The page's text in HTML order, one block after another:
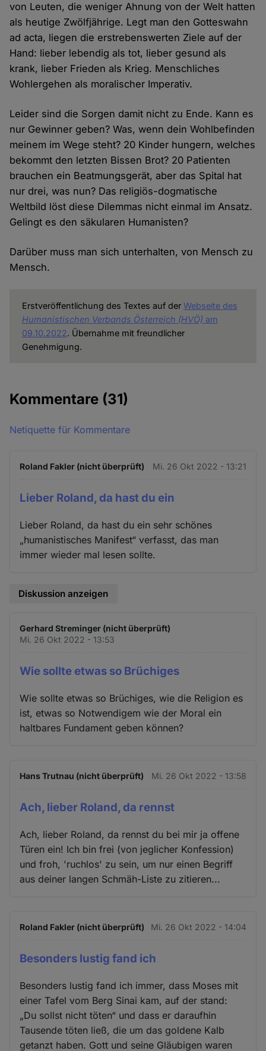
von Leuten, die weniger Ahnung von der Welt hatten
als heutige Zwölfjährige. Legt man den Gotteswahn
ad acta, liegen die erstrebenswerten Ziele auf der
Hand: lieber lebendig als tot, lieber gesund als
krank, lieber Frieden als Krieg. Menschliches
Wohlergehen als moralischer Imperativ.
Leider sind die Sorgen damit nicht zu Ende. Kann es
nur Gewinner geben? Was, wenn dein Wohlbefinden
meinem im Wege steht? 20 Kinder hungern, welches
bekommt den letzten Bissen Brot? 20 Patienten
brauchen ein Beatmungsgerät, aber das Spital hat
nur drei, was nun? Das religiös-dogmatische
Weltbild löst diese Dilemmas nicht einmal im Ansatz.
Gelingt es den säkularen Humanisten?
Darüber muss man sich unterhalten, von Mensch zu
Mensch.
Erstveröffentlichung des Textes auf der Webseite des
Humanistischen Verbands Österreich (HVÖ) am
09.10.2022. Übernahme mit freundlicher
Genehmigung.
Kommentare (31)
Netiquette für Kommentare
Roland Fakler (nicht überprüft) Mi. 26 Okt 2022 - 13:21
Lieber Roland, da hast du ein
Lieber Roland, da hast du ein sehr schönes
„humanistisches Manifest“ verfasst, das man
immer wieder mal lesen sollte.
Diskussion anzeigen
Gerhard Streminger (nicht überprüft)
Mi. 26 Okt 2022 - 13:53
Wie sollte etwas so Brüchiges
Wie sollte etwas so Brüchiges, wie die Religion es
ist, etwas so Notwendigem wie der Moral ein
haltbares Fundament geben können?
Hans Trutnau (nicht überprüft) Mi. 26 Okt 2022 - 13:58
Ach, lieber Roland, da rennst
Ach, lieber Roland, da rennst du bei mir ja offene
Türen ein! Ich bin frei (von jeglicher Konfession)
und froh, 'ruchlos' zu sein, um nur einen Begriff
aus deiner langen Schmäh-Liste zu zitieren...
Roland Fakler (nicht überprüft) Mi. 26 Okt 2022 - 14:04
Besonders lustig fand ich
Besonders lustig fand ich immer, dass Moses mit
einer Tafel vom Berg Sinai kam, auf der stand:
„Du sollst nicht töten“ und dass er daraufhin
Tausende töten ließ, die um das goldene Kalb
getanzt haben. Gott und seine Gläubigen waren